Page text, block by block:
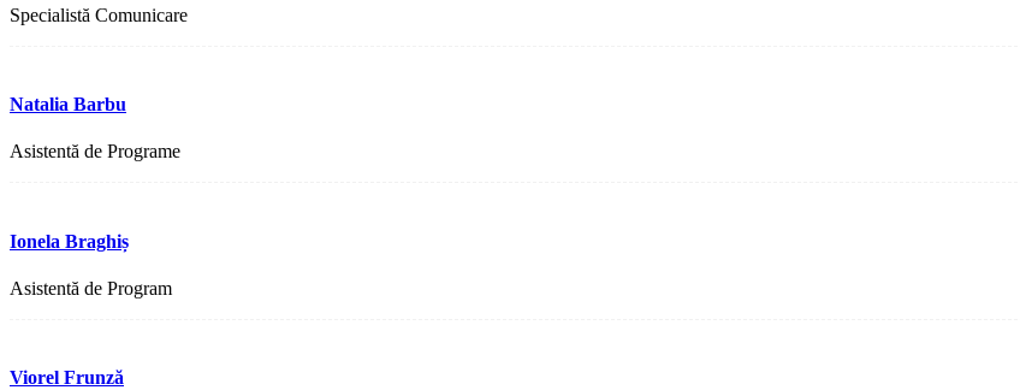
Specialistă Comunicare
Natalia Barbu
Asistentă de Programe
Ionela Braghiș
Asistentă de Program
Viorel Frunză